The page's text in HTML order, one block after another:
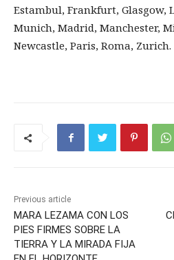
Estambul, Frankfurt, Glasgow,
Munich, Madrid, Manchester,
Newcastle, Paris, Roma, Zurich.
Previous article
MARA LEZAMA CON LOS
PIES FIRMES SOBRE LA
TIERRA Y LA MIRADA FIJA